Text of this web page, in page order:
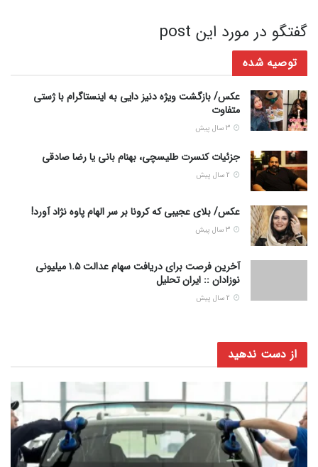
گفتگو در مورد این post
توصیه شده
عکس/ بازگشت ویژه دنیز دایی به اینستاگرام با ژستی
متفاوت
جزئیات کنسرت طلیسچی، بهنام بانی یا رضا صادقی
عکس/ بلای عجیبی که کرونا بر سر الهام پاوه نژاد آورد!
آخرین فرصت برای دریافت سهام عدالت ۱.۵ میلیونی
نوزادان :: ایران تحلیل
از دست ندهید